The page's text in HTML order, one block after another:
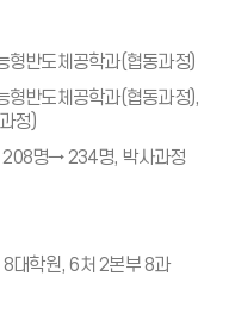
형반도체공학과(협동과정)
형반도체공학과(협동과정),
정)
208명→ 234명, 박사과정
대학원, 6처 2본부 8과